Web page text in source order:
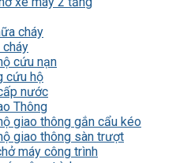
cháy
cứu nạn
cứu hộ
nước
Thông
giao thông gắn cẩu kéo
giao thông sàn trượt
máy công trình